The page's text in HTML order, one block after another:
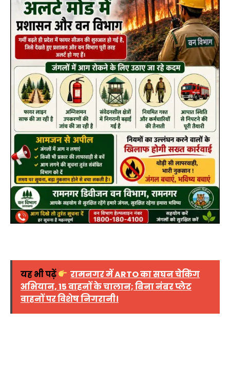
यह भी पढ़ें
रामनगर में ARTO का सघन चेकिंग
अभियान, 15 वाहनों के चालान; बिना नंबर प्लेट
वाहनों पर विशेष निगरानी।